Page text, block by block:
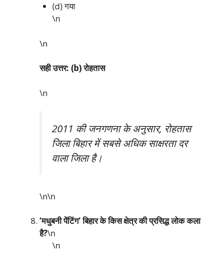
(d) गया
\n
\n
सही उत्तर: (b) रोहतास
\n
2011 की जनगणना के अनुसार, रोहतास
जिला बिहार में सबसे अधिक साक्षरता दर
वाला जिला है।
\n\n
‘मधुबनी पेंटिंग’ बिहार के किस क्षेत्र की प्रसिद्ध लोक कला
है?\n
\n